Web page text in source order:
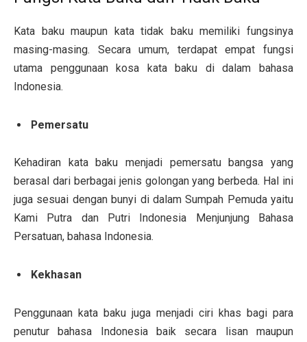
Kata baku maupun kata tidak baku memiliki fungsinya
masing-masing. Secara umum, terdapat empat fungsi
utama penggunaan kosa kata baku di dalam bahasa
Indonesia.
Pemersatu
Kehadiran kata baku menjadi pemersatu bangsa yang
berasal dari berbagai jenis golongan yang berbeda. Hal ini
juga sesuai dengan bunyi di dalam Sumpah Pemuda yaitu
Kami Putra dan Putri Indonesia Menjunjung Bahasa
Persatuan, bahasa Indonesia.
Kekhasan
Penggunaan kata baku juga menjadi ciri khas bagi para
penutur bahasa Indonesia baik secara lisan maupun